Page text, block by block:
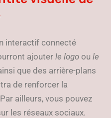
interactif connecté
ajouter le logo ou le
que des arrière-plans
de renforcer la
ailleurs, vous pouvez
les réseaux sociaux.